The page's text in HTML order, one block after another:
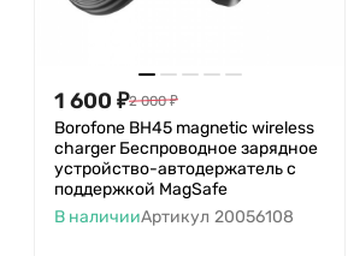
1 600 ₽2 000 ₽
Borofone BH45 magnetic wireless
charger Беспроводное зарядное
устройство-автодержатель с
поддержкой MagSafe
В наличииАртикул 20056108